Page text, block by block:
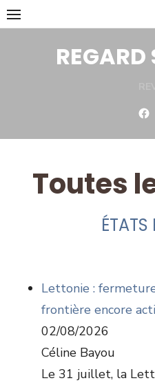
Skip
to
REGARD
Toutes
ÉTATS
Lettonie :
frontière encore
02/08/2026
Céline Bayou
Le 31 juillet, la